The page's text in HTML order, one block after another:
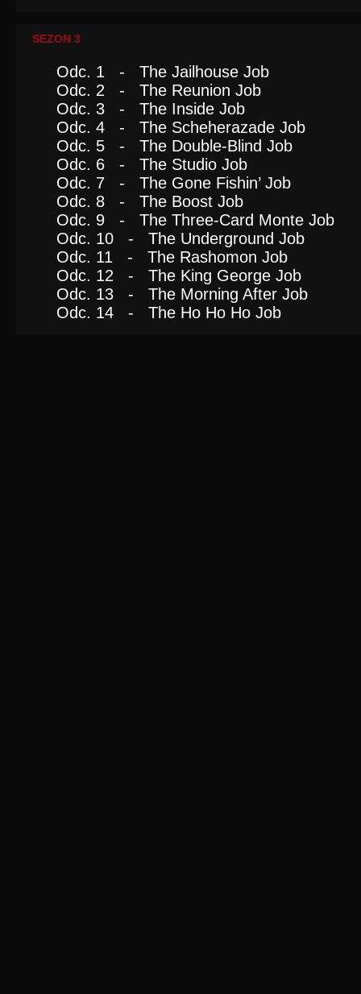
SEZON 3
Odc. 1 - The Jailhouse Job
Odc. 2 - The Reunion Job
Odc. 3 - The Inside Job
Odc. 4 - The Scheherazade Job
Odc. 5 - The Double-Blind Job
Odc. 6 - The Studio Job
Odc. 7 - The Gone Fishin’ Job
Odc. 8 - The Boost Job
Odc. 9 - The Three-Card Monte Job
Odc. 10 - The Underground Job
Odc. 11 - The Rashomon Job
Odc. 12 - The King George Job
Odc. 13 - The Morning After Job
Odc. 14 - The Ho Ho Ho Job